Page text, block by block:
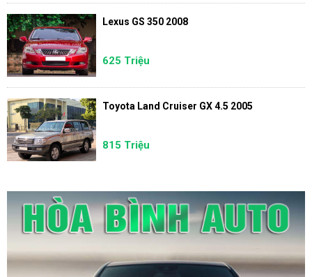
Lexus GS 350 2008
625 Triệu
Toyota Land Cruiser GX 4.5 2005
815 Triệu